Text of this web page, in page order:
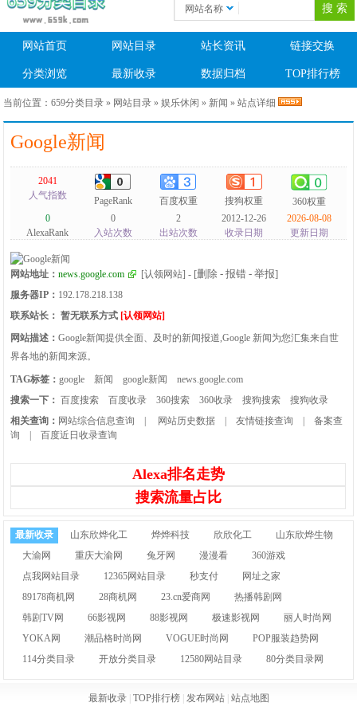
网站名称
网站首页 网站目录 站长资讯 链接交换
分类浏览 最新收录 数据归档 TOP排行榜
当前位置：659分类目录 » 网站目录 »娱乐休闲 » 新闻 » 站点详细
Google新闻
2041
人气指数
PageRank 百度权重 搜狗权重
360权重
0
AlexaRank
0
入站次数
2
出站次数
2012-12-26
收录日期
2026-08-08
更新日期
网站地址：news.google.com [认领网站] - [删除 - 报错 - 举报]
服务器IP： 192.178.218.138
联系站长： 暂无联系方式 [认领网站]
网站描述：Google新闻提供全面、及时的新闻报道,Google 新闻为您汇集来自世
界各地的新闻来源。
TAG标签：google 新闻 google新闻
news.google.com
搜索一下： 百度搜索 百度收录 360搜索 360收录 搜狗搜索
搜狗收录
相关查询： 网站综合信息查询 网站历史数据 |友情链接查询 |备案查
询
|百度近日收录查询
Alexa排名走势
搜索流量占比
最新收录 山东欣烨化工 烨烨科技 欣欣化工
山东欣烨生物
大渝网
重庆大渝网 兔牙网 漫漫看
360游戏
点我网站目录
12365网站目录 秒支付
网址之家
89178商机网
28商机网 23.cn爱商网
热播韩剧网
韩剧TV网
66影视网 88影视网 极速影视网
丽人时尚网
YOKA网
潮品格时尚网 VOGUE时尚网
POP服装趋势网
114分类目录
开放分类目录 12580网站目录 80分类目录网
最新收录| TOP排行榜| 发布网站| 站点地图